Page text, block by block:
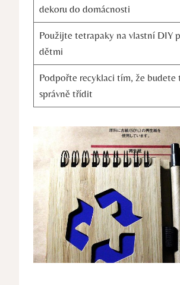
dekoru do domácnosti
Použijte tetrapaky na vlastní DIY
dětmi
Podpořte recyklaci tím, že budete
správně třídit